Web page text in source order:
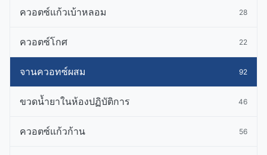
ควอตซ์แก้วเบ้าหลอม 28
ควอตซ์โกศ 22
จานควอทซ์ผสม 92
ขวดน้ำยาในห้องปฏิบัติการ 46
ควอตซ์แก้วก้าน 56